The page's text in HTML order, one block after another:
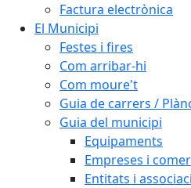
Factura electrònica
El Municipi
Festes i fires
Com arribar-hi
Com moure't
Guia de carrers /
Guia del municipi
Equipaments
Empreses i
Entitats i